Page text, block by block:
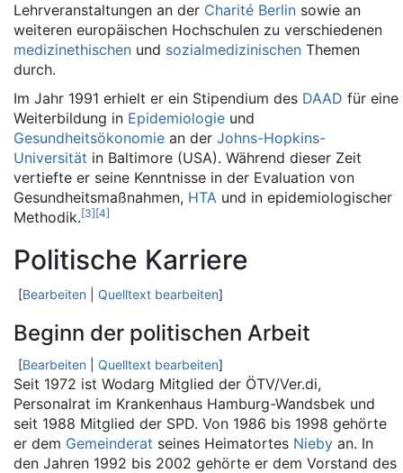
Lehrveranstaltungen an der Charité Berlin sowie an
weiteren europäischen Hochschulen zu verschiedenen
medizinethischen und sozialmedizinischen Themen
durch.
Im Jahr 1991 erhielt er ein Stipendium des DAAD für eine
Weiterbildung in Epidemiologie und
Gesundheitsökonomie an der Johns-Hopkins-
Universität in Baltimore (USA). Während dieser Zeit
vertiefte er seine Kenntnisse in der Evaluation von
Gesundheitsmaßnahmen, HTA und in epidemiologischer
Methodik.[3][4]
Politische Karriere
[Bearbeiten Quelltext bearbeiten]
Beginn der politischen Arbeit
[Bearbeiten Quelltext bearbeiten]
Seit 1972 ist Wodarg Mitglied der ÖTV/Ver.di,
Personalrat im Krankenhaus Hamburg-Wandsbek und
seit 1988 Mitglied der SPD. Von 1986 bis 1998 gehörte
er dem Gemeinderat seines Heimatortes Nieby an. In
den Jahren 1992 bis 2002 gehörte er dem Vorstand des